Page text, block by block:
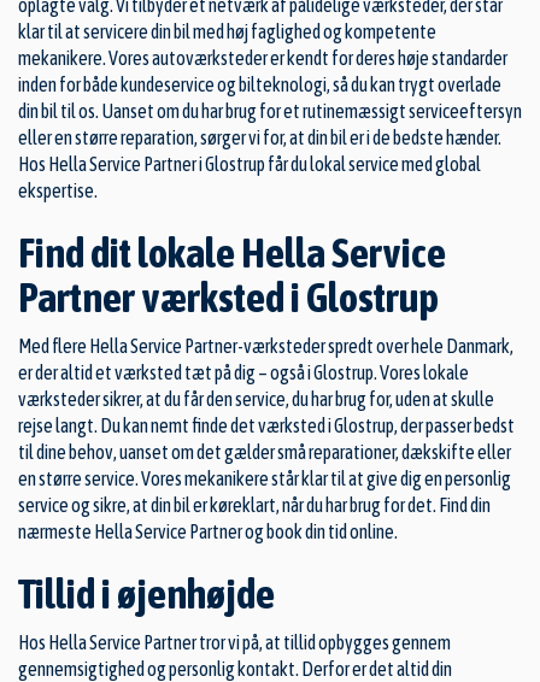
oplagte valg. Vi tilbyder et netværk af pålidelige værksteder, der står
klar til at servicere din bil med høj faglighed og kompetente
mekanikere. Vores autoværksteder er kendt for deres høje standarder
inden for både kundeservice og bilteknologi, så du kan trygt overlade
din bil til os. Uanset om du har brug for et rutinemæssigt serviceeftersyn
eller en større reparation, sørger vi for, at din bil er i de bedste hænder.
Hos Hella Service Partner i Glostrup får du lokal service med global
ekspertise.
Find dit lokale Hella Service
Partner værksted i Glostrup
Med flere Hella Service Partner-værksteder spredt over hele Danmark,
er der altid et værksted tæt på dig – også i Glostrup. Vores lokale
værksteder sikrer, at du får den service, du har brug for, uden at skulle
rejse langt. Du kan nemt finde det værksted i Glostrup, der passer bedst
til dine behov, uanset om det gælder små reparationer,dækskifteeller
en større service. Vores mekanikere står klar til at give dig en personlig
service og sikre, at din bil er køreklart, når du har brug for det. Find din
nærmeste Hella Service Partner og book din tid online.
Tillid i øjenhøjde
Hos Hella Service Partner tror vi på, at tillid opbygges gennem
gennemsigtighed og personlig kontakt. Derfor er det altid din